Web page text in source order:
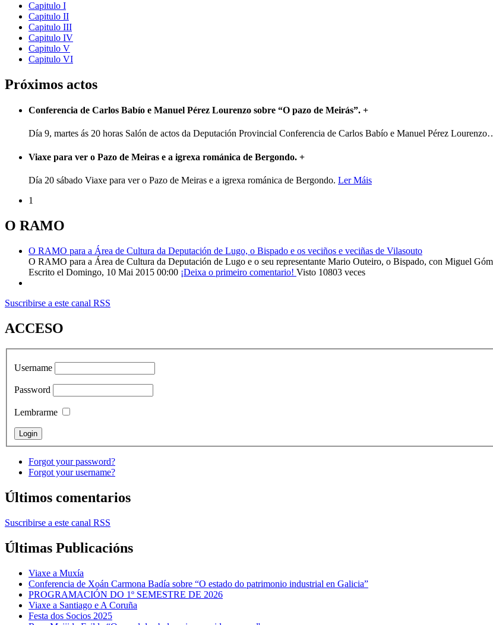
Capitulo I
Capitulo II
Capitulo III
Capitulo IV
Capitulo V
Capitulo VI
Próximos actos
Conferencia de Carlos Babío e Manuel Pérez Lourenzo sobre “O pazo de Meirás”. +
Día 9, martes ás 20 horas Salón de actos da Deputación Provincial Conferencia de Carlos Babío e Manuel Pérez Lourenzo
Viaxe para ver o Pazo de Meiras e a igrexa románica de Bergondo. +
Día 20 sábado Viaxe para ver o Pazo de Meiras e a igrexa románica de Bergondo. Ler Máis
1
O RAMO
O RAMO para a Área de Cultura da Deputación de Lugo, o Bispado e os veciños e veciñas de Vilasouto
O RAMO para a Área de Cultura da Deputación de Lugo e o seu representante Mario Outeiro, o Bispado, con Miguel
Escrito el Domingo, 10 Mai 2015 00:00 ¡Deixa o primeiro comentario! Visto 10803 veces
Suscribirse a este canal RSS
ACCESO
Username
Password
Lembrarme
Forgot your password?
Forgot your username?
Últimos comentarios
Suscribirse a este canal RSS
Últimas Publicacións
Viaxe a Muxía
Conferencia de Xoán Carmona Badía sobre “O estado do patrimonio industrial en Galicia”
PROGRAMACIÓN DO 1º SEMESTRE DE 2026
Viaxe a Santiago e A Coruña
Festa dos Socios 2025